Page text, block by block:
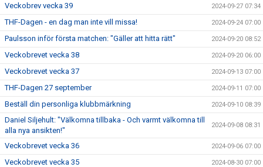
Veckobrev vecka 39 2024-09-27 07:34
THF-Dagen - en dag man inte vill missa! 2024-09-24 07:00
Paulsson inför första matchen: "Gäller att hitta rätt" 2024-09-20 08:52
Veckobrevet vecka 38 2024-09-20 06:00
Veckobrevet vecka 37 2024-09-13 07:00
THF-Dagen 27 september 2024-09-11 07:00
Beställ din personliga klubbmärkning 2024-09-10 08:39
Daniel Siljehult: "Välkomna tillbaka - Och varmt välkomna till
alla nya ansikten!"
2024-09-08 08:31
Veckobrevet vecka 36 2024-09-06 07:00
Veckobrevet vecka 35 2024-08-30 07:00